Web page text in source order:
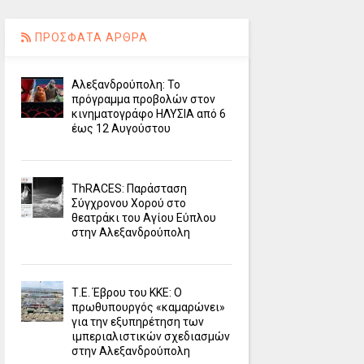
ΠΡΟΣΦΑΤΑ ΑΡΘΡΑ
Αλεξανδρούπολη: Το
πρόγραμμα προβολών στον
κινηματογράφο ΗΛΥΣΙΑ από 6
έως 12 Αυγούστου
ΤhRACES: Παράσταση
Σύγχρονου Χορού στο
θεατράκι του Αγίου Εύπλου
στην Αλεξανδρούπολη
Τ.Ε. Έβρου του ΚΚΕ: Ο
πρωθυπουργός «καμαρώνει»
για την εξυπηρέτηση των
ιμπεριαλιστικών σχεδιασμών
στην Αλεξανδρούπολη